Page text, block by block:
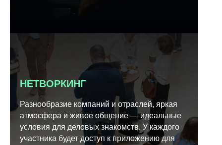
НЕТВОРКИНГ
Разнообразие компаний и отраслей, яркая
атмосфера и живое общение — идеальные
условия для деловых знакомств. У каждого
участника будет доступ к приложению для